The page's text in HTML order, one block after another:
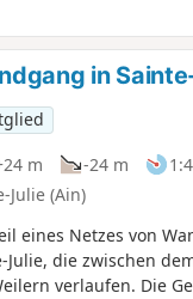
Geocaches
in
m -24 m
Julie (Ain)
eines Netzes von
Julie, die zwischen
verlaufen. Die